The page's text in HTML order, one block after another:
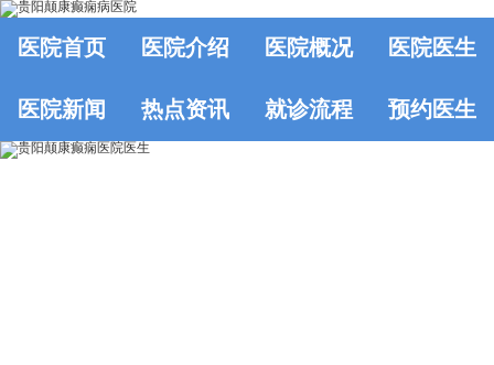
医院首页 医院介绍 医院概况 医院医生
医院新闻 热点资讯 就诊流程 预约医生